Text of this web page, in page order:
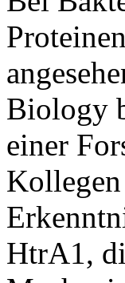
Biology
einer
Kollegen
HtrA1,